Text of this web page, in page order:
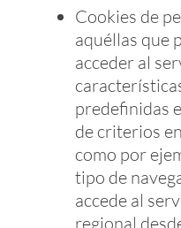
Cookies de
aquéllas que
acceder al
predefinidas
de criterios
como por
tipo de
accede al
regional